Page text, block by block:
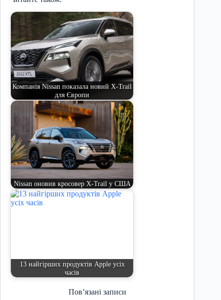
Компанія Nissan показала новий X-Trail
для Європи
Nissan оновив кросовер X-Trail у США
13 найгірших продуктів Apple усіх
часів
Пов’язані записи